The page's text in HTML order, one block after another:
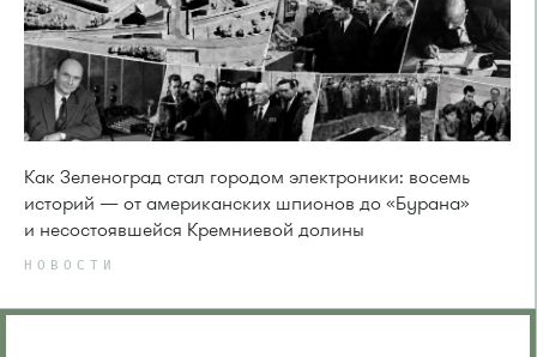
Как Зеленоград стал городом электроники: восемь
историй — от американских шпионов до «Бурана»
и несостоявшейся Кремниевой долины
НОВОСТИ